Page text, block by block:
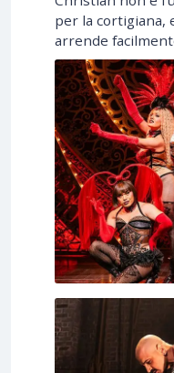
per la cortigiana,
arrende